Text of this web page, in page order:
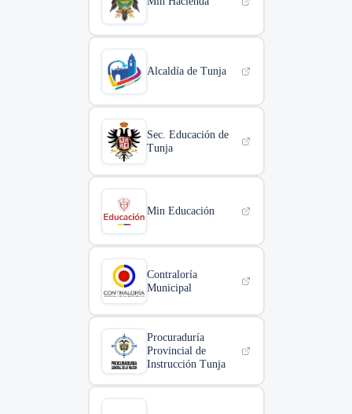
Alcaldía de Tunja
Sec. Educación de
Tunja
Min Educación
Contraloría
Municipal
Procuraduría
Provincial de
Instrucción Tunja